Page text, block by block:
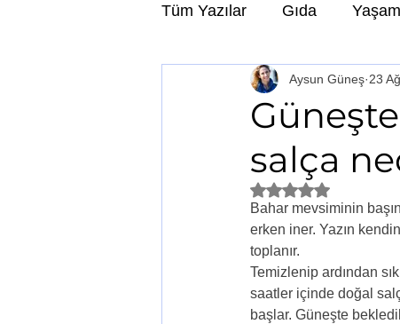
Tüm Yazılar Gıda Yaşam
salça
Aysun Güneş 23
5 üzerinden NaN
Bahar mevsiminin
erken iner. Yazın
toplanır.
Temizlenip ardından
saatler içinde doğal
başlar. Güneşte